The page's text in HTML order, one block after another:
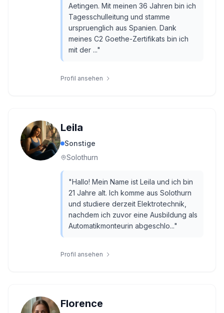
Aetingen. Mit meinen 36 Jahren bin ich
Tagesschulleitung und stamme
urspruenglich aus Spanien. Dank
meines C2 Goethe-Zertifikats bin ich
mit der ..."
Profil ansehen
Leila
Sonstige
Solothurn
"Hallo! Mein Name ist Leila und ich bin
21 Jahre alt. Ich komme aus Solothurn
und studiere derzeit Elektrotechnik,
nachdem ich zuvor eine Ausbildung als
Automatikmonteurin abgeschlo..."
Profil ansehen
Florence